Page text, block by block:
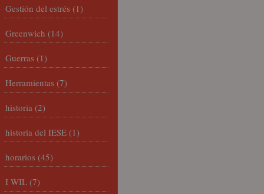
Gestión del estrés (1)
Greenwich (14)
Guerras (1)
Herramientas (7)
historia (2)
historia del IESE (1)
horarios (45)
I WIL (7)